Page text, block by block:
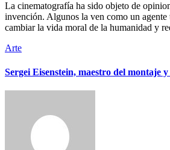
La cinematografía ha sido objeto de opiniones polarizadas desde su
invención. Algunos la ven como un agente
cambiar la vida moral de la humanidad y
Arte
Sergei Eisenstein, maestro del montaje